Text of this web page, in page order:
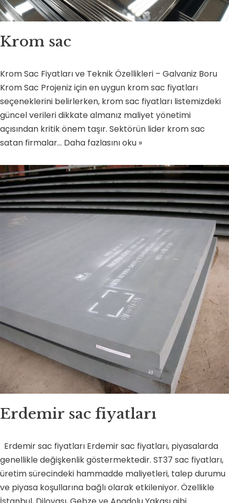
Krom sac
Krom Sac Fiyatları ve Teknik Özellikleri – Galvaniz Boru
Krom Sac Projeniz için en uygun krom sac fiyatları
seçeneklerini belirlerken, krom sac fiyatları listemizdeki
güncel verileri dikkate almanız maliyet yönetimi
açısından kritik önem taşır. Sektörün lider krom sac
satan firmalar… Daha fazlasını oku »
Erdemir sac fiyatları
Erdemir sac fiyatları Erdemir sac fiyatları, piyasalarda
genellikle değişkenlik göstermektedir. ST37 sac fiyatları,
üretim sürecindeki hammadde maliyetleri, talep durumu
ve piyasa koşullarına bağlı olarak etkileniyor. Özellikle